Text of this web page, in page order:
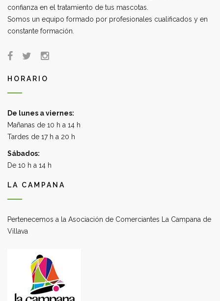
confianza en el tratamiento de tus mascotas.
Somos un equipo formado por profesionales cualificados y en
constante formación.
HORARIO
De lunes a viernes:
Mañanas de 10 h a 14 h
Tardes de 17 h a 20 h
Sábados:
De 10 h a 14 h
LA CAMPANA
Pertenecemos a la Asociación de Comerciantes La Campana de
Villava